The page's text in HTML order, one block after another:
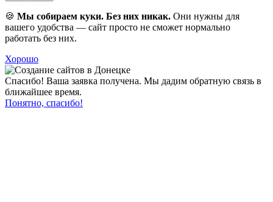
🍪 Мы собираем куки. Без них никак. Они нужны для
вашего удобства — сайт просто не сможет нормально
работать без них.
Хорошо
Спасибо! Ваша заявка получена. Мы дадим обратную связь в
ближайшее время.
Понятно, спасибо!